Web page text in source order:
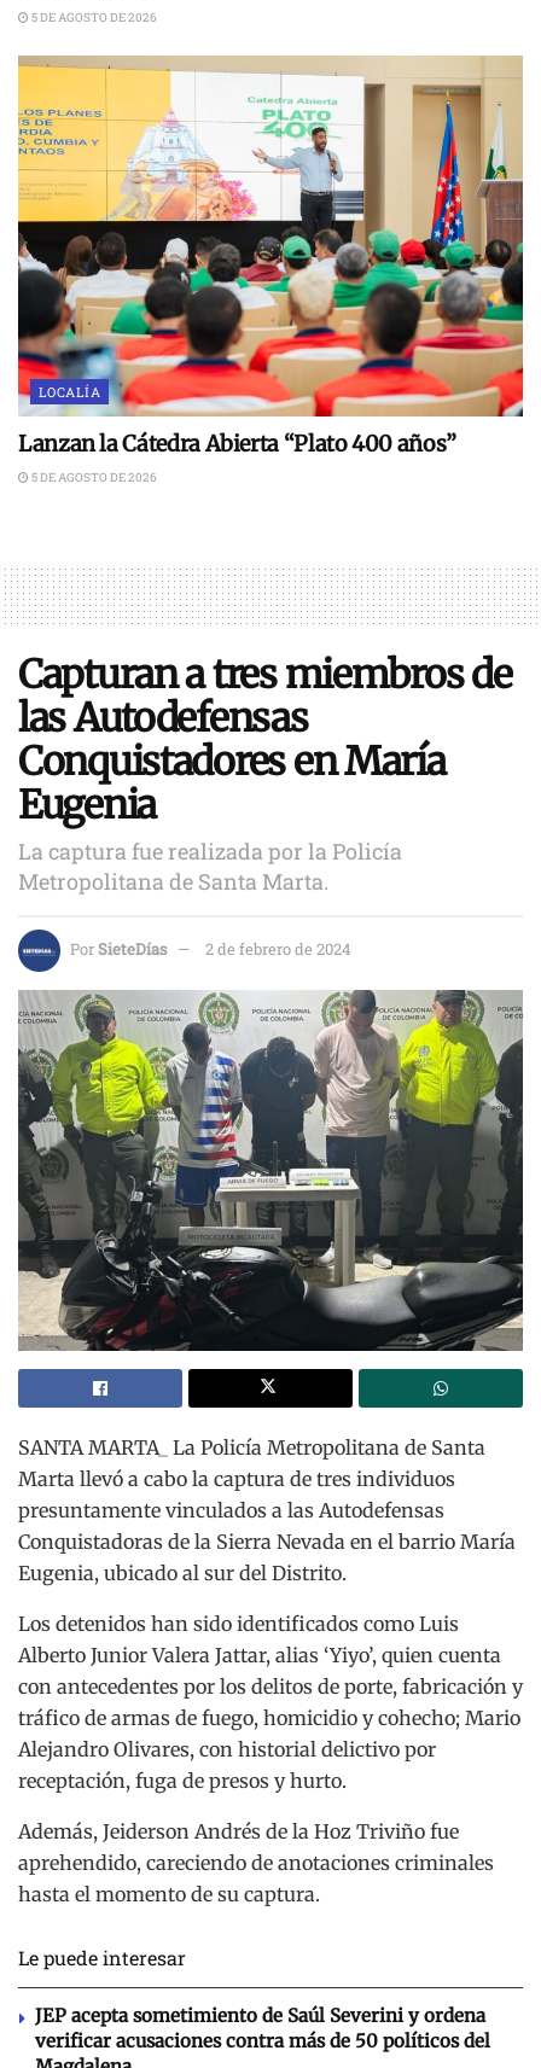
5 DE AGOSTO DE 2026
LOCALÍA
Lanzan la Cátedra Abierta “Plato 400 años”
5 DE AGOSTO DE 2026
Capturan a tres miembros de
las Autodefensas
Conquistadores en María
Eugenia
La captura fue realizada por la Policía
Metropolitana de Santa Marta.
PorSieteDías 2 de febrero de 2024
SANTA MARTA_ La Policía Metropolitana de Santa
Marta llevó a cabo la captura de tres individuos
presuntamente vinculados a las Autodefensas
Conquistadoras de la Sierra Nevada en el barrio María
Eugenia, ubicado al sur del Distrito.
Los detenidos han sido identificados como Luis
Alberto Junior Valera Jattar, alias ‘Yiyo’, quien cuenta
con antecedentes por los delitos de porte, fabricación y
tráfico de armas de fuego, homicidio y cohecho; Mario
Alejandro Olivares, con historial delictivo por
receptación, fuga de presos y hurto.
Además, Jeiderson Andrés de la Hoz Triviño fue
aprehendido, careciendo de anotaciones criminales
hasta el momento de su captura.
Le puede interesar
JEP acepta sometimiento de Saúl Severini y ordena
verificar acusaciones contra más de 50 políticos del